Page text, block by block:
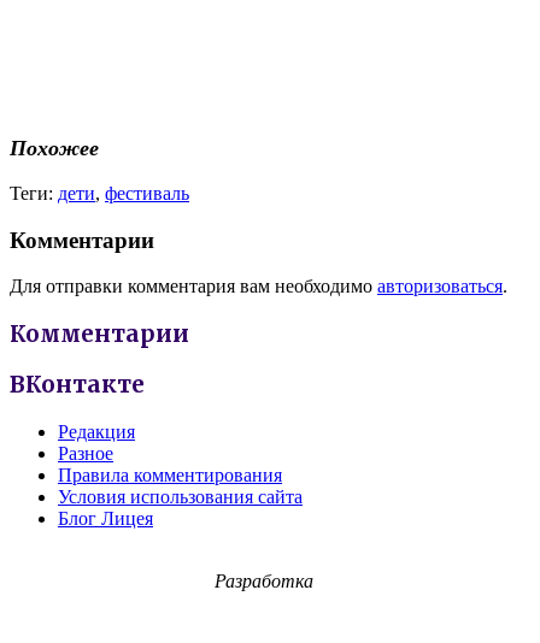
Похожее
Теги: дети, фестиваль
Комментарии
Для отправки комментария вам необходимо авторизоваться.
Комментарии
ВКонтакте
Редакция
Разное
Правила комментирования
Условия использования сайта
Блог Лицея
Разработка